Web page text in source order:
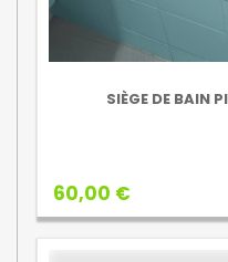
SIÈGE DE BAIN
60,00 €